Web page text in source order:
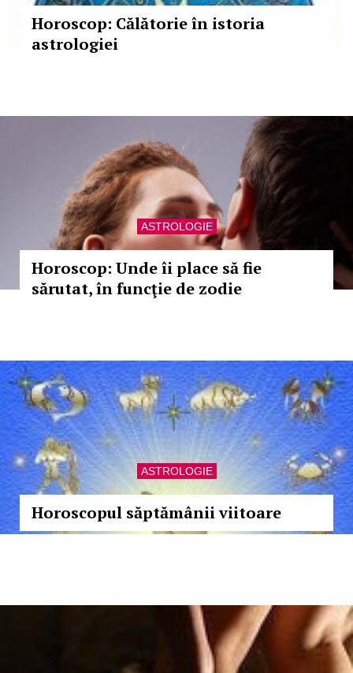
Horoscop: Călătorie în istoria
astrologiei
ASTROLOGIE
Horoscop: Unde îi place să fie
sărutat, în funcţie de zodie
ASTROLOGIE
Horoscopul săptămânii viitoare